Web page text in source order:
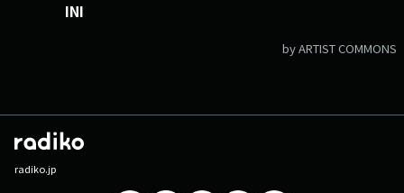
INI
by ARTIST COMMONS
radiko.jp